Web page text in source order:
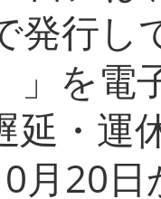
発行し
」を電
延・運
月20